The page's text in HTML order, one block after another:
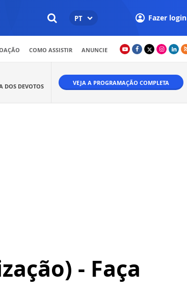
PT Fazer login
COMO ASSISTIR ANUNCIE
DOS DEVOTOS VEJA A PROGRAMAÇÃO COMPLETA
- Faça